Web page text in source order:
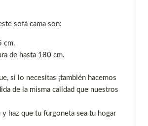
sofá cama son:
cm.
de hasta 180 cm.
si lo necesitas ¡también hacemos
de la misma calidad que nuestros
y haz que tu furgoneta sea tu hogar